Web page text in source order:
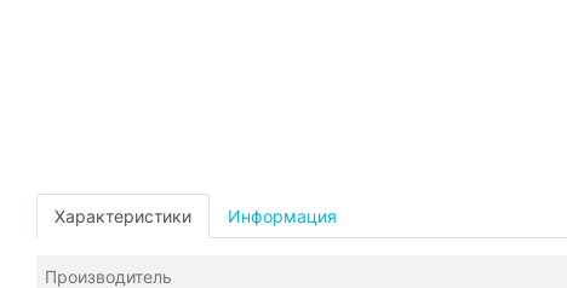
Характеристики Информация
Производитель